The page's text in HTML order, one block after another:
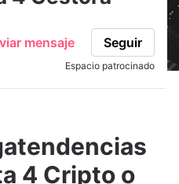
mensaje Seguir
Espacio patrocinado
4 Cripto o